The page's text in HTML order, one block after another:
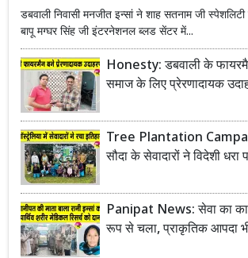
डबवाली निवासी मनजीत इन्सां ने शाह सतनाम जी
बापू मग्घर सिंह जी इंटरनेशनल ब्लड सेंटर में...
Honesty: डबवाली के
समाज के लिए प्रेरणादायक
Tree Plantation
सौदा के सेवादारों ने विदेशी धरा
Panipat News: सेवा का
रूप से चला, प्राकृतिक आपदा भी